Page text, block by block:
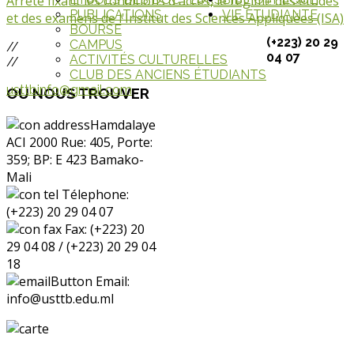
PUBLICATIONS
VIE ETUDIANTE
BOURSE
CAMPUS
ACTIVITÉS CULTURELLES
CLUB DES ANCIENS ÉTUDIANTS
(+223) 20 29
04 07
usttbinfo@gmail.com
et des examens de l'Institut des Sciences Appliquées (ISA)
//
//
OUNOUS TROUVER
Hamdalaye
ACI 2000 Rue: 405, Porte:
359; BP: E 423 Bamako-
Mali
Télephone:
(+223) 20 29 04 07
Fax: (+223) 20
29 04 08 / (+223) 20 29 04
18
Email:
info@usttb.edu.ml